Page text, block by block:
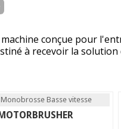
conçue pour
à recevoir la
Monobrosse Basse vitesse
MOTORBRUSHER